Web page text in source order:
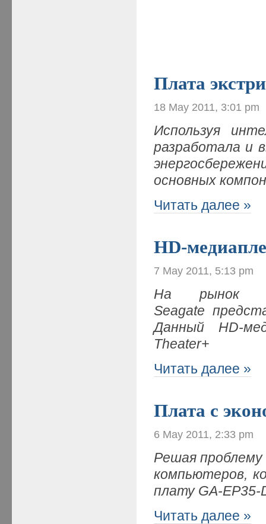
Плата
18 May 2011, 3:01 pm
Используя
разработала и
основных
Читать далее »
HD-
7 May 2011, 5:13 pm
На рынок
Seagate
Данный HD-
Theater+
Читать далее »
Плата с
6 May 2011, 2:33 pm
Решая проблему
компьютеров,
плату GA-EP35-
Читать далее »